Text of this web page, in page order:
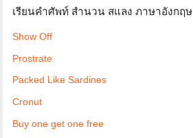
เรียนคำศัพท์ สำนวน สแลง ภาษาอังกฤษ
Show Off
Prostrate
Packed Like Sardines
Cronut
Buy one get one free